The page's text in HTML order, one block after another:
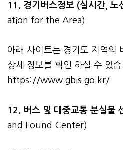
11. 경기버스정보 (실시간, 노
ation for the Area)
아래 사이트는 경기도 지역의
상세 정보를 확인 하실 수 있습
https://www.gbis.go.kr/
12. 버스 및 대중교통 분실물
and Found Center)